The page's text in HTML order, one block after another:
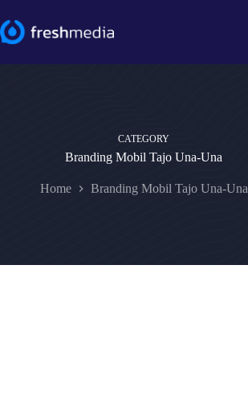
to
content
CATEGORY
Branding Mobil Tajo Una-Una
Home Branding Mobil Tajo Una-Una